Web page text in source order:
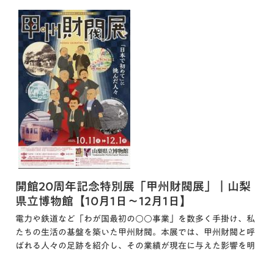
開館20周年記念特別展「甲州財閥展」｜山梨
県立博物館【10月1日～12月1日】
電力や鉄道など「わが国最初の⚪⚪事業」を数多く手掛け、私
たちの生活の基盤を築いた甲州財閥。本展では、甲州財閥と呼
ばれる人々の足跡を紹介し、その業績が現在に与えた影響を明